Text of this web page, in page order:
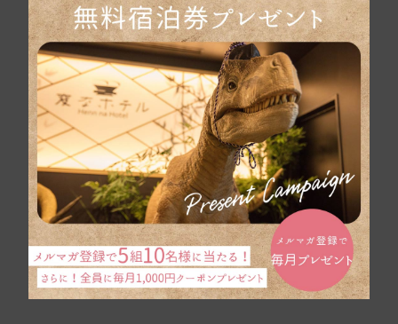
宿泊予約
予約の確認・変更・キャンセル
航空券・新幹線とホテルを同時予約「ダイナミックパ
ッケージ」はこちら